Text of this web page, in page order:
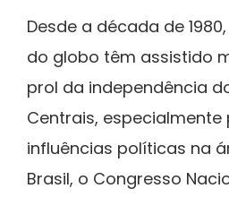
Desde a década de
do globo têm assistido
prol da independência
Centrais, especialmente
influências políticas na
Brasil, o Congresso